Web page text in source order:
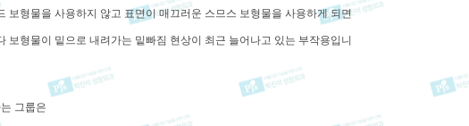
보형물을 사용하지 않고 표면이 매끄러운 스므스 보형물을 사용하게 되면
보형물이 밑으로 내려가는 밑빠짐 현상이 최근 늘어나고 있는 부작용입니
그룹은